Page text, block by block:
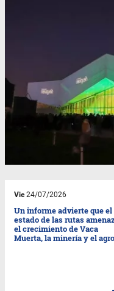
Vie24/07/2026
Un informe advierte que el
estado de las rutas
el crecimiento de Vaca
Muerta, la minería y el agro